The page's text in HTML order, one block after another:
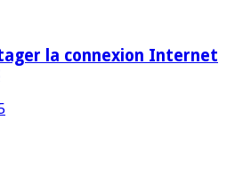
la connexion Internet